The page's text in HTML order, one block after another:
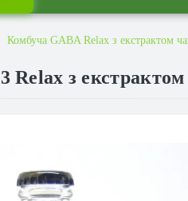
Комбуча GABA Relax з екстрактом
з